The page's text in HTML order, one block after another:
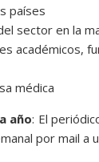
países
sector en la
académicos,
médica
año: El
por mail a